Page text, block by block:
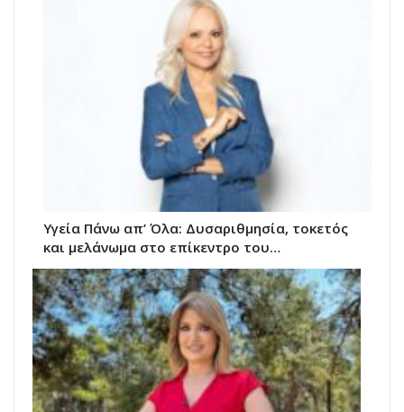
Υγεία Πάνω απ’ Όλα: Δυσαριθμησία, τοκετός
και μελάνωμα στο επίκεντρο του…